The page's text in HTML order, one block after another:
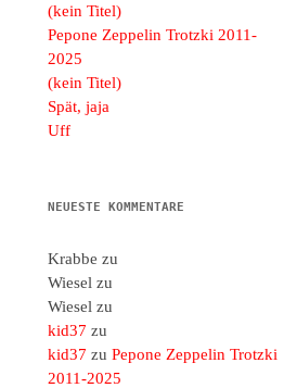
(kein Titel)
Pepone Zeppelin Trotzki 2011-
2025
(kein Titel)
Spät, jaja
Uff
NEUESTE KOMMENTARE
Krabbe zu
Wiesel zu
Wiesel zu
kid37 zu
kid37 zuPepone Zeppelin Trotzki
2011-2025